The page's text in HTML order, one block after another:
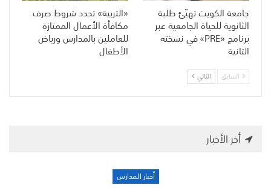
جامعة الكويت تهيّئ طلبة
الثانوية للحياة الجامعية عبر
برنامج «PRE» في نسخته
الثانية
«التربية» تحدد شروط صرف
مكافأة الأعمال الممتازة
للعاملين بالمدارس ورياض
الأطفال
السابق التالي
أخر الأخبار
أخبار المدارس